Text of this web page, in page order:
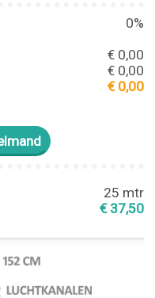
0%
€ 0,00
€ 0,00
€ 0,00
25 mtr
€ 37,50